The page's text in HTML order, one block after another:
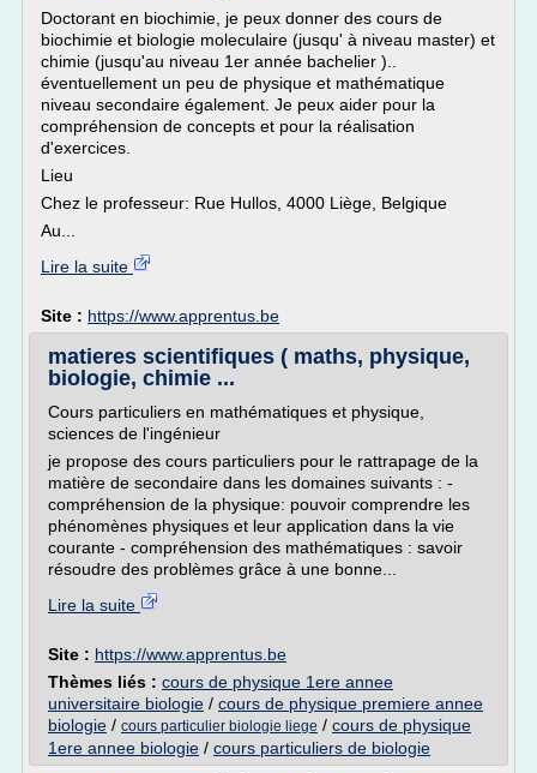
Doctorant en biochimie, je peux donner des cours de
biochimie et biologie moleculaire (jusqu' à niveau master) et
chimie (jusqu'au niveau 1er année bachelier )..
éventuellement un peu de physique et mathématique
niveau secondaire également. Je peux aider pour la
compréhension de concepts et pour la réalisation
d'exercices.
Lieu
Chez le professeur: Rue Hullos, 4000 Liège, Belgique
Au...
Lire la suite
Site : https://www.apprentus.be
matieres scientifiques ( maths, physique,
biologie, chimie ...
Cours particuliers en mathématiques et physique,
sciences de l'ingénieur
je propose des cours particuliers pour le rattrapage de la
matière de secondaire dans les domaines suivants : -
compréhension de la physique: pouvoir comprendre les
phénomènes physiques et leur application dans la vie
courante - compréhension des mathématiques : savoir
résoudre des problèmes grâce à une bonne...
Lire la suite
Site : https://www.apprentus.be
Thèmes liés : cours de physique 1ere annee
universitaire biologie / cours de physique premiere annee
biologie / cours particulier biologie liege / cours de physique
1ere annee biologie / cours particuliers de biologie